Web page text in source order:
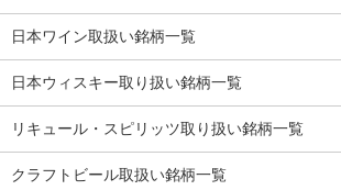
日本ワイン取扱い銘柄一覧
日本ウィスキー取り扱い銘柄一覧
リキュール・スピリッツ取り扱い銘柄一覧
クラフトビール取扱い銘柄一覧